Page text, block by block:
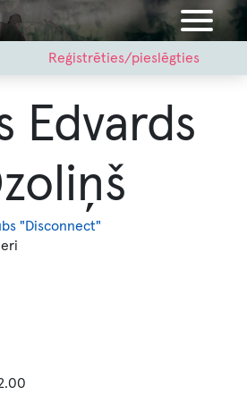
Reģistrēties/pieslēgties
Edvards
"Disconnect"